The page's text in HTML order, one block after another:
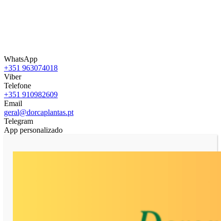
WhatsApp
+351 963074018
Viber
Telefone
+351 910982609
Email
geral@dorcaplantas.pt
Telegram
App personalizado